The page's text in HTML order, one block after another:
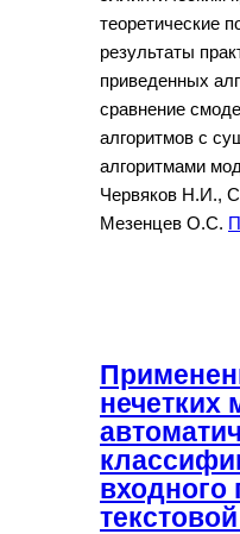
теоретические
результаты
приведенных
сравнение
алгоритмов с
алгоритмами
Червяков Н.И.,
Мезенцев О.С.
нечетких
входного